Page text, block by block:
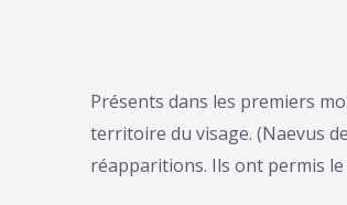
Présents dans les premiers
territoire du visage. (Naevus
réapparitions. Ils ont permis